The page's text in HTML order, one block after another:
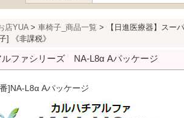
店YUA> 車椅子_商品一覧 > 【日進医療器】スー
] 《非課税》
ルファシリーズ NA-L8α Aパッケージ
]NA-L8α Aパッケージ